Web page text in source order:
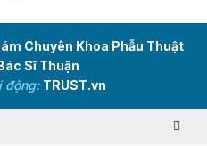
Chuyên Khoa Phẫu Thuật
Sĩ Thuận
động: TRUST.vn